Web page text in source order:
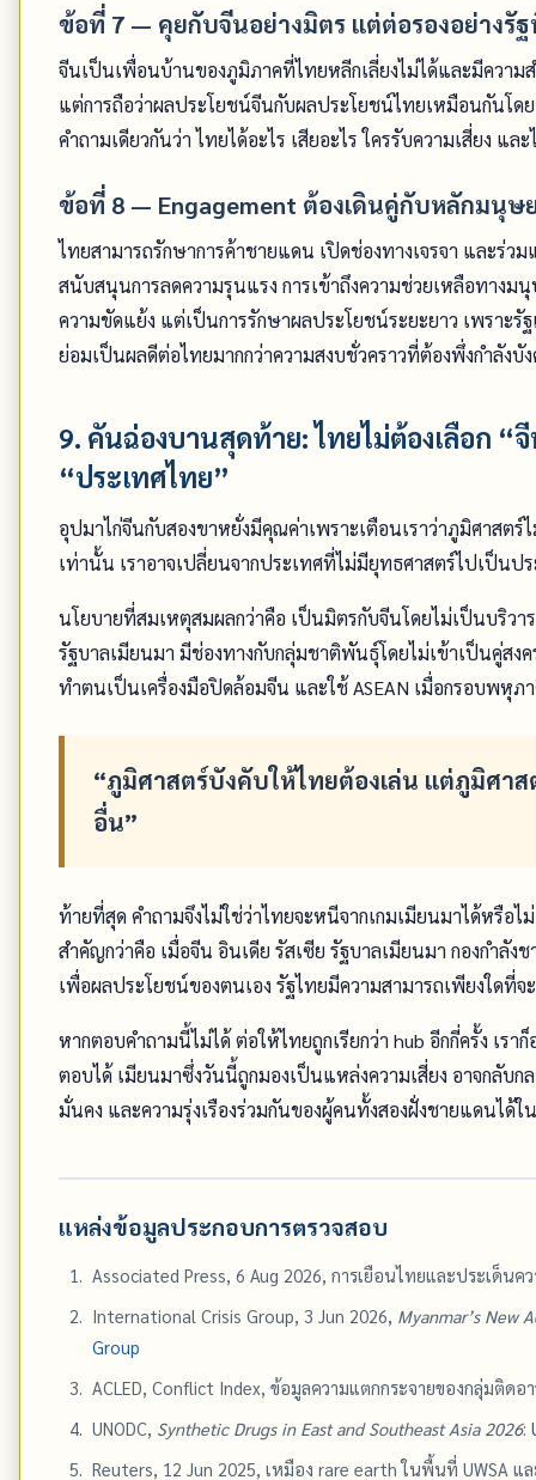
ข้อที่ 7 — คุยกับจีนอย่างมิตร แต่ต่อรองอย่างรั
จีนเป็นเพื่อนบ้านของภูมิภาคที่ไทยหลีกเลี่ยงไม่ได้และมีความ
แต่การถือว่าผลประโยชน์จีนกับผลประโยชน์ไทยเหมือนกันโด
คำถามเดียวกันว่า ไทยได้อะไร เสียอะไร ใครรับความเสี่ยง แ
ข้อที่ 8 — Engagement ต้องเดินคู่กับหลักมนุษ
ไทยสามารถรักษาการค้าชายแดน เปิดช่องทางเจรจา และร่
สนับสนุนการลดความรุนแรง การเข้าถึงความช่วยเหลือทาง
ความขัดแย้ง แต่เป็นการรักษาผลประโยชน์ระยะยาว เพราะ
ย่อมเป็นผลดีต่อไทยมากกว่าความสงบชั่วคราวที่ต้องพึ่งกำลังบั
9. คันฉ่องบานสุดท้าย: ไทยไม่ต้องเลือก “
“ประเทศไทย”
อุปมาไก่จีนกับสองขาหยั่งมีคุณค่าเพราะเตือนเราว่าภูมิศาสต
เท่านั้น เราอาจเปลี่ยนจากประเทศที่ไม่มียุทธศาสตร์ไปเป็น
นโยบายที่สมเหตุสมผลกว่าคือ เป็นมิตรกับจีนโดยไม่เป็นบริว
รัฐบาลเมียนมา มีช่องทางกับกลุ่มชาติพันธุ์โดยไม่เข้าเป็นคู่ส
ทำตนเป็นเครื่องมือปิดล้อมจีน และใช้ ASEAN เมื่อกรอบพหุ
“ภูมิศาสตร์บังคับให้ไทยต้องเล่น แต่ภูมิศา
อื่น”
ท้ายที่สุด คำถามจึงไม่ใช่ว่าไทยจะหนีจากเกมเมียนมาได้หรือ
สำคัญกว่าคือ เมื่อจีน อินเดีย รัสเซีย รัฐบาลเมียนมา กองกำลั
เพื่อผลประโยชน์ของตนเอง รัฐไทยมีความสามารถเพียงใดที่
หากตอบคำถามนี้ไม่ได้ ต่อให้ไทยถูกเรียกว่า hub อีกกี่ครั้ง เ
ตอบได้ เมียนมาซึ่งวันนี้ถูกมองเป็นแหล่งความเสี่ยง อาจกลับ
มั่นคง และความรุ่งเรืองร่วมกันของผู้คนทั้งสองฝั่งชายแดนได้ใ
แหล่งข้อมูลประกอบการตรวจสอบ
Associated Press, 6 Aug 2026, การเยือนไทยและประเด็น
International Crisis Group, 3 Jun 2026, Myanmar’s New
Group
ACLED, Conflict Index, ข้อมูลความแตกกระจายของกลุ่มติดอ
UNODC, Synthetic Drugs in East and Southeast Asia 2026:
Reuters, 12 Jun 2025, เหมือง rare earth ในพื้นที่ UWSA แ